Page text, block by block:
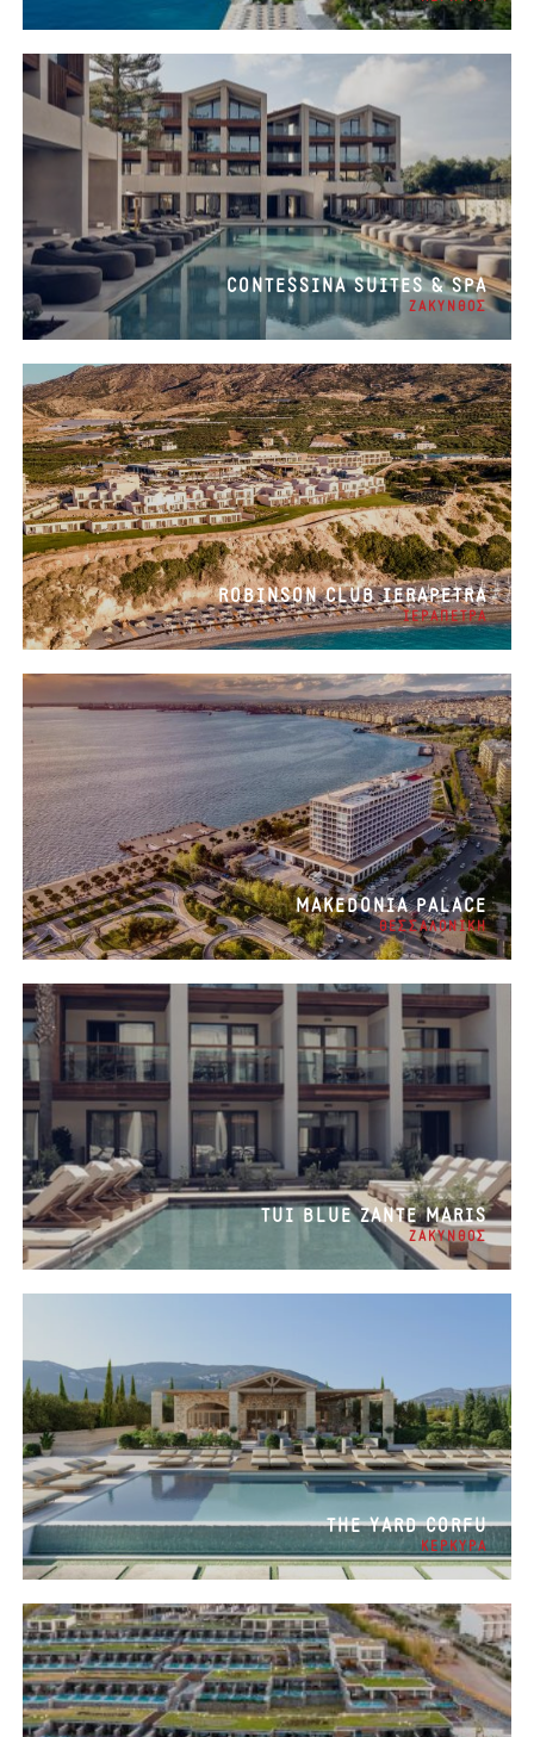
CONTESSINA SUITES & SPA
ΖΑΚΥΝΘΟΣ
ROBINSON CLUB IERAPETRA
ΙΕΡΑΠΕΤΡΑ
MAKEDONIA PALACE
ΘΕΣΣΑΛΟΝΙΚΗ
TUI BLUE ZANTE MARIS
ΖΑΚΥΝΘΟΣ
THE YARD CORFU
ΚΕΡΚΥΡΑ